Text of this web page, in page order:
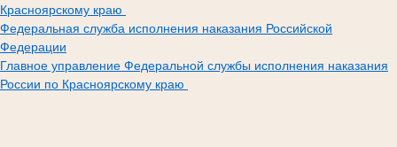
Красноярскому краю
Федеральная служба исполнения наказания Российской
Федерации
Главное управление Федеральной службы исполнения наказания
России по Красноярскому краю